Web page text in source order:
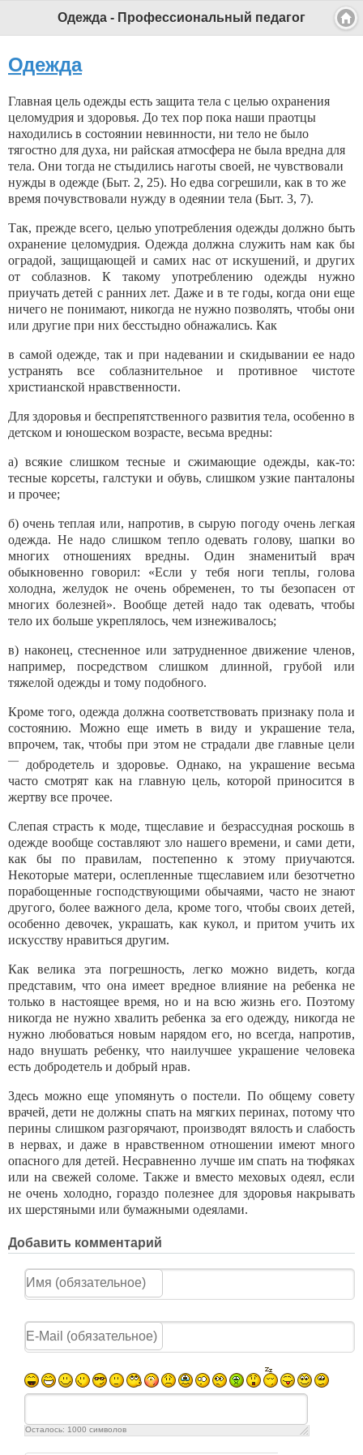
Одежда - Профессиональный педагог
Одежда
Главная цель одежды есть защита тела с целью охранения
целомудрия и здоровья. До тех пор пока наши праотцы
находились в состоянии невинности, ни тело не было
тягостно для духа, ни райская атмо­сфера не была вредна для
тела. Они тогда не стыди­лись наготы своей, не чувствовали
нужды в одежде (Быт. 2, 25). Но едва согрешили, как в то же
время почувствовали нужду в одеянии тела (Быт. 3, 7).
Так, прежде всего, целью употребления одежды должно быть
охранение целомудрия. Одежда долж­на служить нам как бы
оградой, защищающей и са­мих нас от искушений, и других
от соблазнов. К та­кому употреблению одежды нужно
приучать детей с ранних лет. Даже и в те годы, когда они еще
ничего не понимают, никогда не нужно позволять, чтобы они
или другие при них бесстыдно обнажались. Как
в самой одежде, так и при надевании и скидывании ее надо
устранять все соблазнительное и противное чистоте
христианской нравственности.
Для здоровья и беспрепятственного развития тела, особенно в
детском и юношеском возрасте, весьма вредны:
а) всякие слишком тесные и сжимающие одеж­ды, как-то:
тесные корсеты, галстуки и обувь, слиш­ком узкие панталоны
и прочее;
б) очень теплая или, напротив, в сырую погоду очень легкая
одежда. Не надо слишком тепло оде­вать голову, шапки во
многих отношениях вредны. Один знаменитый врач
обыкновенно говорил: «Ес­ли у тебя ноги теплы, голова
холодна, желудок не очень обременен, то ты безопасен от
многих болез­ней». Вообще детей надо так одевать, чтобы
тело их больше укреплялось, чем изнеживалось;
в) наконец, стесненное или затрудненное движе­ние членов,
например, посредством слишком длин­ной, грубой или
тяжелой одежды и тому подобного.
Кроме того, одежда должна соответствовать признаку пола и
состоянию. Можно еще иметь в ви­ду и украшение тела,
впрочем, так, чтобы при этом не страдали две главные цели
— добродетель и здо­ровье. Однако, на украшение весьма
часто смотрят как на главную цель, которой приносится в
жертву все прочее.
Слепая страсть к моде, тщеславие и безрассуд­ная роскошь в
одежде вообще составляют зло наше­го времени, и сами дети,
как бы по правилам, посте­пенно к этому приучаются.
Некоторые матери, ос­лепленные тщеславием или безотчетно
порабощенные господствующими обычаями, часто не знают
другого, более важного дела, кроме того, чтобы сво­их детей,
особенно девочек, украшать, как кукол, и притом учить их
искусству нравиться другим.
Как велика эта погрешность, легко можно ви­деть, когда
представим, что она имеет вредное влия­ние на ребенка не
только в настоящее время, но и на всю жизнь его. Поэтому
никогда не нужно хвалить ребенка за его одежду, никогда не
нужно любовать­ся новым нарядом его, но всегда, напротив,
надо внушать ребенку, что наилучшее украшение челове­ка
есть добродетель и добрый нрав.
Здесь можно еще упомянуть о постели. По об­щему совету
врачей, дети не должны спать на мяг­ких перинах, потому что
перины слишком разгоря­чают, производят вялость и слабость
в нервах, и даже в нравственном отношении имеют много
опасного для детей. Несравненно лучше им спать на тюфяках
или на свежей соломе. Также и вместо меховых одеял, если
не очень холодно, гораздо по­лезнее для здоровья накрывать
их шерстяными или бумажными одеялами.
Добавить комментарий
Осталось: 1000 символов